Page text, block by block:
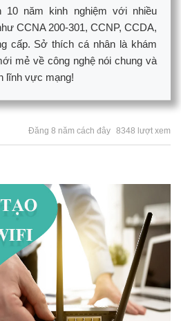
10 năm kinh nghiệm với nhiều
CCNA 200-301, CCNP, CCDA,
cấp. Sở thích cá nhân là khám
mẻ về công nghệ nói chung và
lĩnh vực mạng!
Đăng 8 năm cách đây 8348 lượt xem